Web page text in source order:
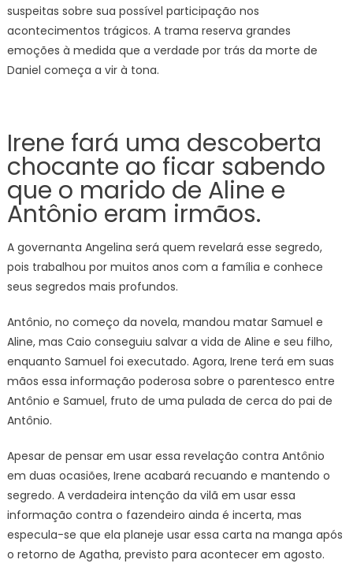
suspeitas sobre sua possível participação nos
acontecimentos trágicos. A trama reserva grandes
emoções à medida que a verdade por trás da morte de
Daniel começa a vir à tona.
Irene fará uma descoberta
chocante ao ficar sabendo
que o marido de Aline e
Antônio eram irmãos.
A governanta Angelina será quem revelará esse segredo,
pois trabalhou por muitos anos com a família e conhece
seus segredos mais profundos.
Antônio, no começo da novela, mandou matar Samuel e
Aline, mas Caio conseguiu salvar a vida de Aline e seu filho,
enquanto Samuel foi executado. Agora, Irene terá em suas
mãos essa informação poderosa sobre o parentesco entre
Antônio e Samuel, fruto de uma pulada de cerca do pai de
Antônio.
Apesar de pensar em usar essa revelação contra Antônio
em duas ocasiões, Irene acabará recuando e mantendo o
segredo. A verdadeira intenção da vilã em usar essa
informação contra o fazendeiro ainda é incerta, mas
especula-se que ela planeje usar essa carta na manga após
o retorno de Agatha, previsto para acontecer em agosto.